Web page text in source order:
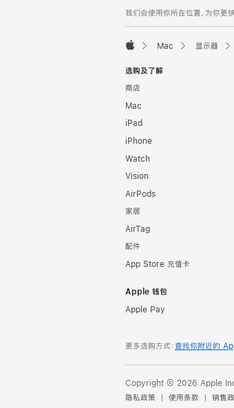
我们会使用你所在位置，为你更
Mac 显示器
选购及了解
商店
Mac
iPad
iPhone
Watch
Vision
AirPods
家居
AirTag
配件
App Store 充值卡
Apple 钱包
Apple Pay
更多选购方式：查找你附近的
Copyright © 2026 Apple Inc.
隐私政策
使用条款 销售